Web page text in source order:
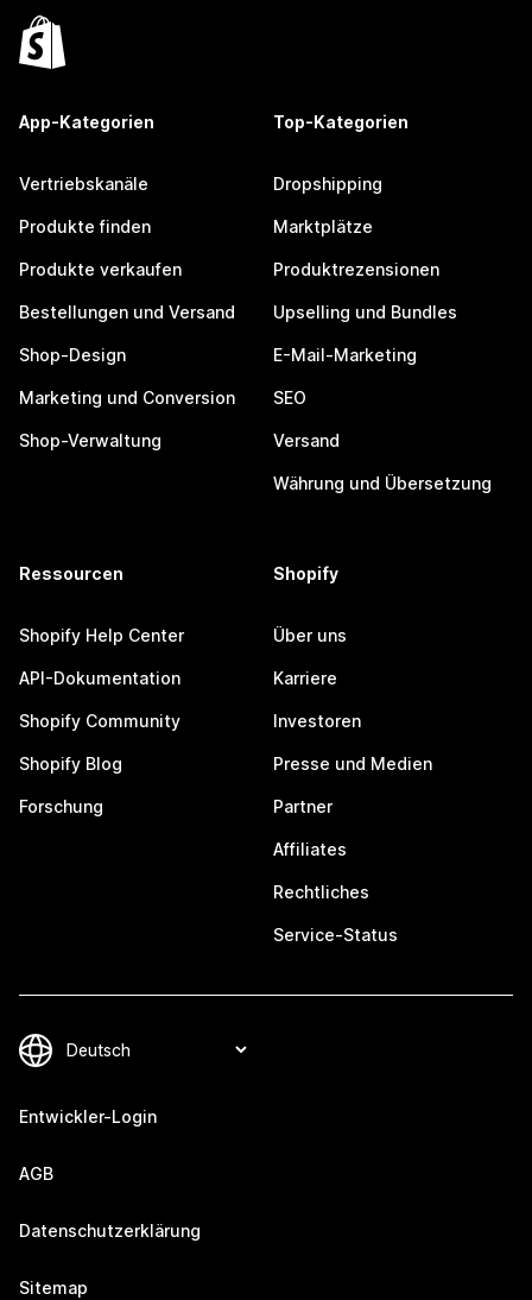
App-Kategorien
Vertriebskanäle
Produkte finden
Produkte verkaufen
Bestellungen und Versand
Shop-Design
Marketing und Conversion
Shop-Verwaltung
Top-Kategorien
Dropshipping
Marktplätze
Produktrezensionen
Upselling und Bundles
E-Mail-Marketing
SEO
Versand
Währung und Übersetzung
Ressourcen
Shopify Help Center
API-Dokumentation
Shopify Community
Shopify Blog
Forschung
Shopify
Über uns
Karriere
Investoren
Presse und Medien
Partner
Affiliates
Rechtliches
Service-Status
Entwickler-Login
AGB
Datenschutzerklärung
Sitemap